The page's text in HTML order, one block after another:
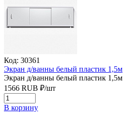
Код: 30361
Экран д/ванны белый пластик 1,5м
Экран д/ванны белый пластик 1,5м
1566 RUB ₽/шт
В корзину